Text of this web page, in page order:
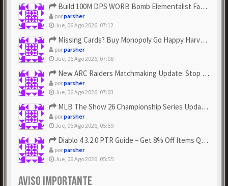
Build 100M DPS WORB Bomb Elementalist Fast - Grab POE Curren...
porparsher
Jue, 06 Ago 2026, 07:12
Missing Cards? Buy Monopoly Go Happy Harvest with Looney Tun...
porparsher
Jue, 06 Ago 2026, 07:08
New ARC Raiders Matchmaking Update: Stop Failed - Grab Bluep...
porparsher
Jue, 06 Ago 2026, 07:03
MLB The Show 26 Championship Series Update! Get Cheap & ...
porparsher
Jue, 06 Ago 2026, 05:59
Diablo 4 3.2.0 PTR Guide – Get 8% Off Items Quickly to Test ...
porparsher
Jue, 06 Ago 2026, 05:55
AVISO IMPORTANTE